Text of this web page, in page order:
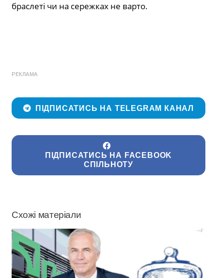
браслеті чи на сережках не варто.
РЕКЛАМА
ПІДПИСАТИСЬ НА TELEGRAM КАНАЛ
ПІДПИСАТИСЬ НА FACEBOOK
СПІЛЬНОТУ
Схожі матеріали